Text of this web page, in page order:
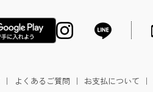
｜ よくあるご質問 ｜ お支払について ｜